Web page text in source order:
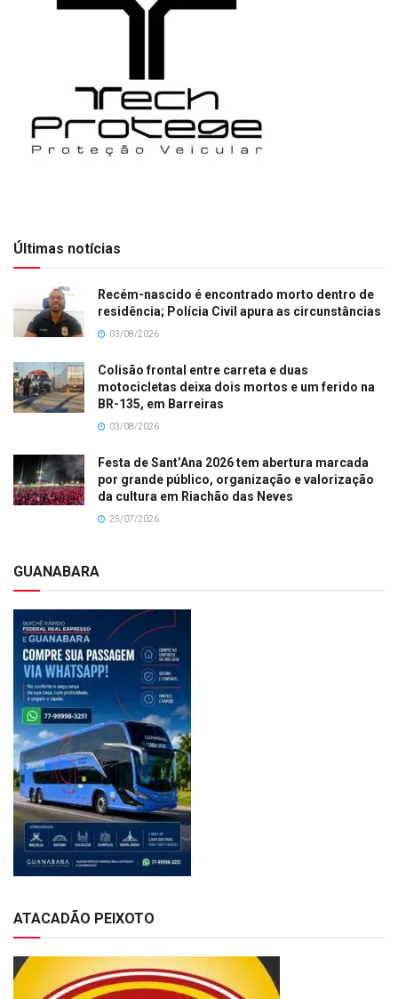
Últimas notícias
Recém-nascido é encontrado morto dentro de
residência; Polícia Civil apura as circunstâncias
03/08/2026
Colisão frontal entre carreta e duas
motocicletas deixa dois mortos e um ferido na
BR-135, em Barreiras
03/08/2026
Festa de Sant’Ana 2026 tem abertura marcada
por grande público, organização e valorização
da cultura em Riachão das Neves
25/07/2026
GUANABARA
ATACADÃO PEIXOTO